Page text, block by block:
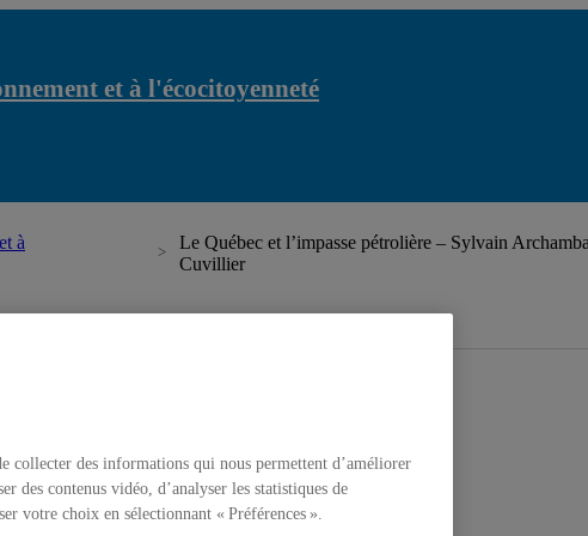
et à l'écocitoyenneté
à
Le Québec et l’impasse pétrolière – Sylvain
Cuvillier
à l'écocitoyenneté
collecter des informations qui nous permettent d’améliorer
des contenus vidéo, d’analyser les statistiques de
votre choix en sélectionnant « Préférences ».